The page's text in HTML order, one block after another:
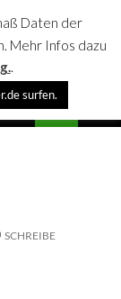
SCHREIBE
Daten der
Mehr Infos dazu
.
surfen.